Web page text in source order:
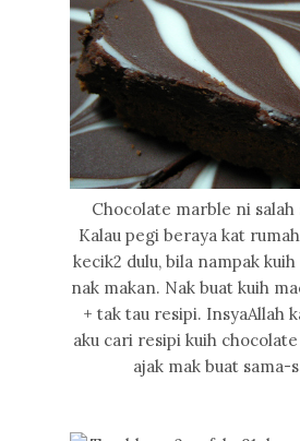
Chocolate marble ni salah
Kalau pegi beraya kat
kecik2 dulu, bila nampak
nak makan. Nak buat kuih
+ tak tau resipi. InsyaAllah
aku cari resipi kuih
ajak mak buat sama-